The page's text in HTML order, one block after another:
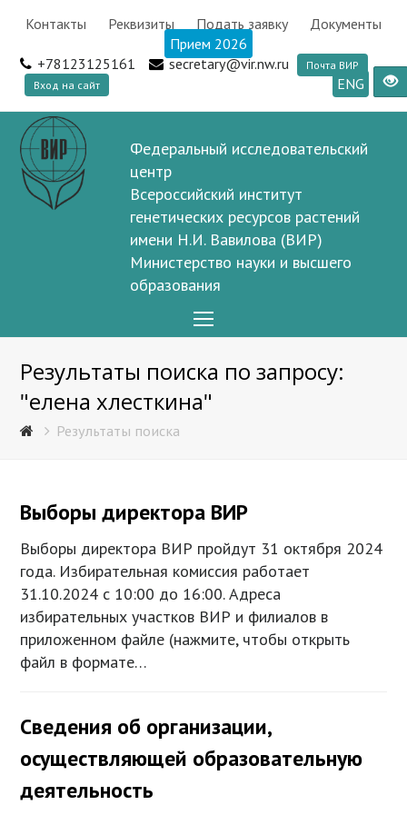
Контакты Реквизиты Подать заявку
Документы
Прием 2026
+78123125161
secretary@vir.nw.ru
Почта ВИР
Вход на сайт
ENG
Федеральный исследовательский
центр
Всероссийский институт
генетических ресурсов растений
имени Н.И. Вавилова (ВИР)
Министерство науки и высшего
образования
Menu
Результаты поиска по запросу:
"елена хлесткина"
Результаты поиска
Выборы директора ВИР
Выборы директора ВИР пройдут 31 октября 2024
года. Избирательная комиссия работает
31.10.2024 с 10:00 до 16:00. Адреса
избирательных участков ВИР и филиалов в
приложенном файле (нажмите, чтобы открыть
файл в формате…
Сведения об организации,
осуществляющей образовательную
деятельность